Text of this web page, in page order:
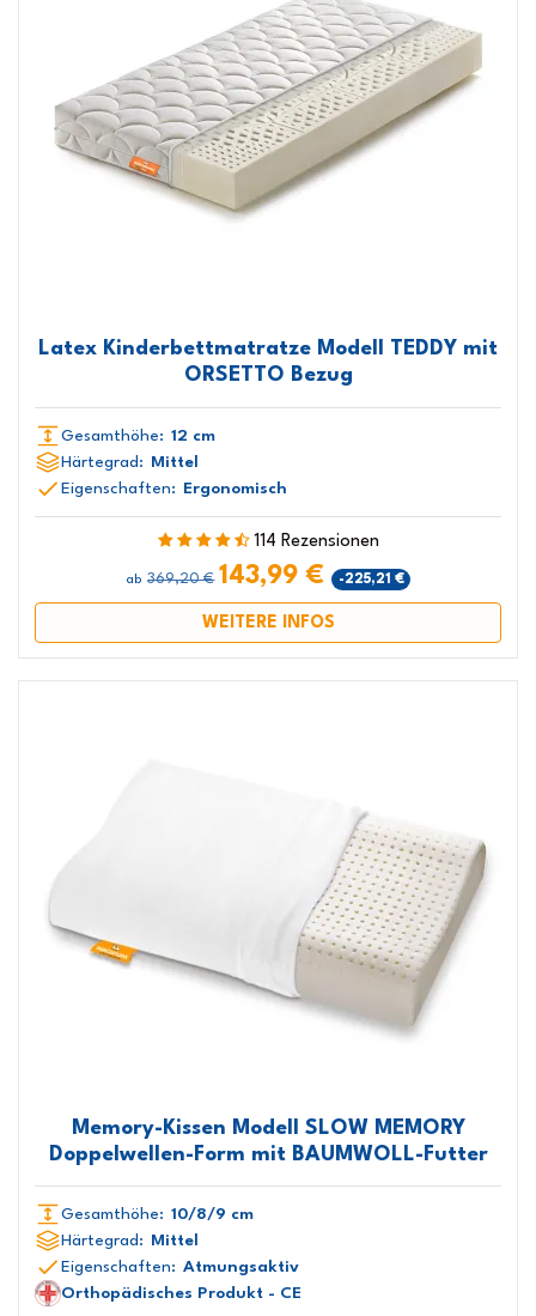
Latex Kinderbettmatratze Modell TEDDY mit
ORSETTO Bezug
Gesamthöhe: 12 cm
Härtegrad:
Mittel
Eigenschaften:
Ergonomisch
114 Rezensionen
ab 369,20 € 143,99 € -225,21 €
WEITERE INFOS
Memory-Kissen Modell SLOW MEMORY
Doppelwellen-Form mit BAUMWOLL-Futter
Gesamthöhe: 10/8/9 cm
Härtegrad:
Mittel
Eigenschaften: Atmungsaktiv
Orthopädisches Produkt - CE